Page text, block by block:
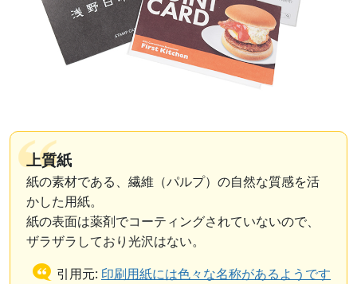
上質紙
紙の素材である、繊維（パルプ）の自然な質感を活
かした用紙。
紙の表面は薬剤でコーティングされていないので、
ザラザラしており光沢はない。
引用元: 印刷用紙には色々な名称があるようです